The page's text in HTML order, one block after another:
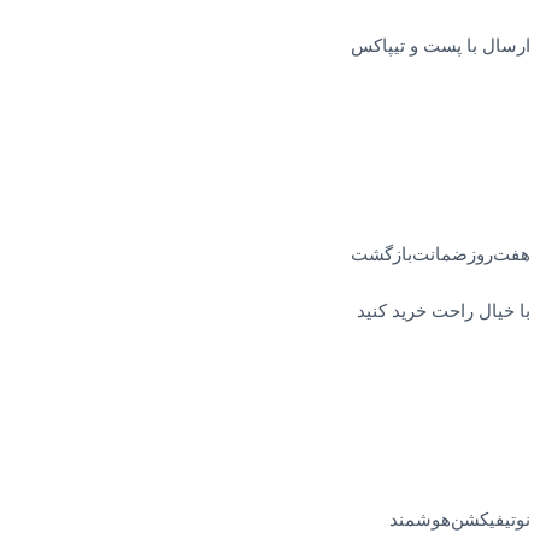
ارسال با پست و تیپاکس
هفت‌روز‌ضمانت‌بازگشت
با خیال راحت خرید کنید
نوتیفیکشن‌هوشمند